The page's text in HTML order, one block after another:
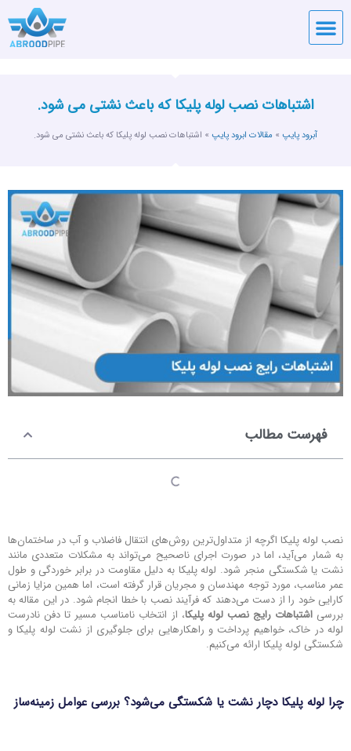
اشتباهات نصب لوله پلیکا که باعث نشتی می شود.
آبرود پایپ » مقالات ابرود پایپ » اشتباهات نصب لوله پلیکا که باعث نشتی می شود.
فهرست مطالب
نصب لوله پلیکا اگرچه از متداول‌ترین روش‌های انتقال فاضلاب و آب در ساختمان‌ها
به شمار می‌آید، اما در صورت اجرای ناصحیح می‌تواند به مشکلات متعددی مانند
نشت یا شکستگی منجر شود. لوله پلیکا به دلیل مقاومت در برابر خوردگی و طول
عمر مناسب، مورد توجه مهندسان و مجریان قرار گرفته است، اما همین مزایا زمانی
کارایی خود را از دست می‌دهند که فرآیند نصب با خطا انجام شود. در این مقاله به
بررسیاشتباهات رایج نصب لوله پلیکا، از انتخاب نامناسب مسیر تا دفن نادرست
لوله در خاک، خواهیم پرداخت و راهکارهایی برای جلوگیری از نشت لوله پلیکا و
شکستگی لوله پلیکا ارائه می‌کنیم.
چرا لوله پلیکا دچار نشت یا شکستگی می‌شود؟ بررسی عوامل زمینه‌ساز